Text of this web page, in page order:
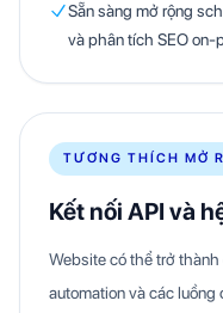
Sẵn sàng mở rộng
và phân tích SEO on-
TƯƠNG THÍCH MỞ
Kết nối API và
Website có thể trở
automation và các luồng